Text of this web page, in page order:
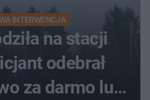
INTERWENCJA
na stacji
odebrał
za darmo lub